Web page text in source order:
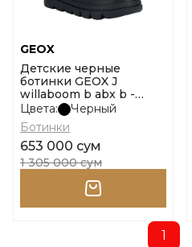
GEOX
Детские черные
ботинки GEOX J
willaboom b abx b -
nylon+ge размер 31
Цвета:
Черный
Ботинки
653 000 сум
1 305 000 сум
1